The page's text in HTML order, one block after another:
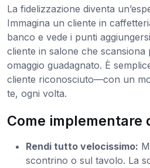
La fidelizzazione diventa
Immagina un cliente in
banco e vede i punti
cliente in salone che
omaggio guadagnato. È
cliente riconosciuto—con un
te, ogni volta.
Come implementare
Rendi tutto velocissimo:
scontrino o sul tavolo. La